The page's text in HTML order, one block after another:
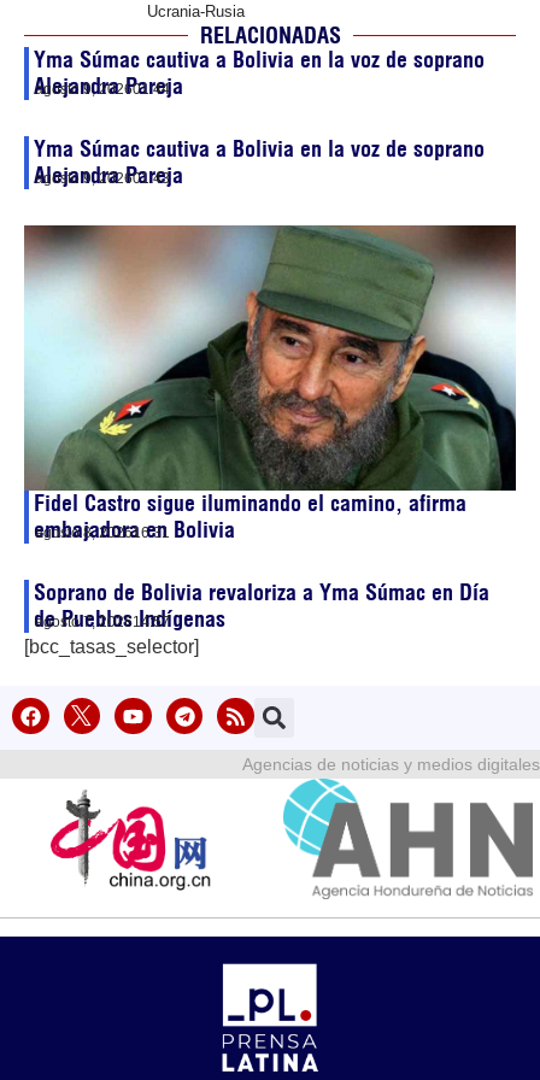
Ucrania-Rusia
RELACIONADAS
Yma Súmac cautiva a Bolivia en la voz de soprano
Alejandra Pareja
agosto 9, 202601:44
Yma Súmac cautiva a Bolivia en la voz de soprano
Alejandra Pareja
agosto 9, 202601:43
Fidel Castro sigue iluminando el camino, afirma
embajadora en Bolivia
agosto 8, 202616:31
Soprano de Bolivia revaloriza a Yma Súmac en Día
de Pueblos Indígenas
agosto 7, 202614:57
[bcc_tasas_selector]
Agencias de noticias y medios digitales